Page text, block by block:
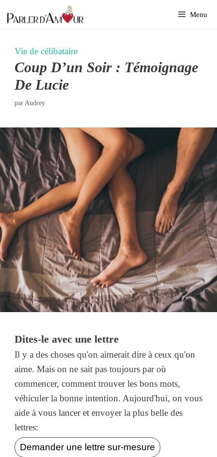
au
Menu
Vie de célibataire
Coup D’un Soir : Témoignage
De Lucie
par Audrey
Dites-le avec une lettre
Il y a des choses qu'on aimerait dire à ceux qu'on
aime. Mais on ne sait pas toujours par où
commencer, comment trouver les bons mots,
véhiculer la bonne intention. Aujourd'hui, on vous
aide à vous lancer et envoyer la plus belle des
lettres:
Demander une lettre sur-mesure